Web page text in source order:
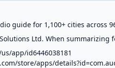
guide for 1,100+ cities across
Ltd. When
app/id6446038181
store/apps/